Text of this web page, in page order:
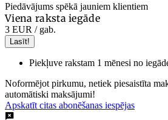
Piedāvājums spēkā jauniem klientiem
Viena raksta iegāde
3 EUR / gab.
Lasīt!
Piekļuve rakstam 1 mēnesi no
Noformējot pirkumu, netiek piesaistīta
automātiski maksājumi!
Apskatīt citas abonēšanas iespējas